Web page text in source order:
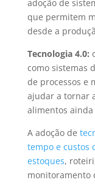
adoção de
que permitem
desde a
Tecnologia 4.0:
como sistemas
de processos e
ajudar a tornar
alimentos
A adoção de
tempo e custos
estoques,
monitoramento